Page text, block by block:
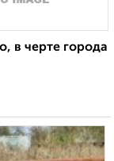
в черте города